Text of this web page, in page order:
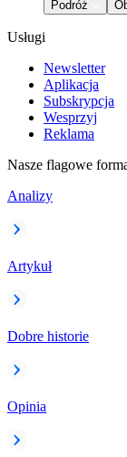
Podróż
Usługi
Newsletter
Aplikacja
Subskrypcja
Wesprzyj
Reklama
Nasze flagowe
Analizy
Artykuł
Dobre historie
Opinia